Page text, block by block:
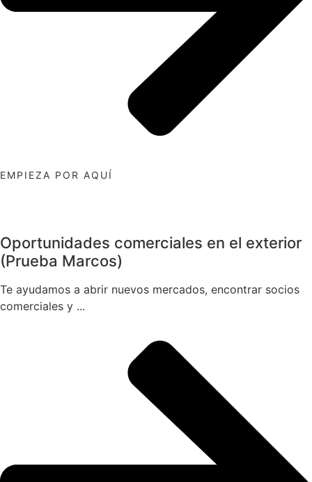
EMPIEZA POR AQUÍ
Oportunidades comerciales en el exterior
(Prueba Marcos)
Te ayudamos a abrir nuevos mercados, encontrar socios
comerciales y ...